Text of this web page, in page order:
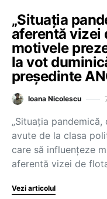
„Situația
aferentă vizei
motivele
la vot
președinte
Ioana Nicolescu
„Situația
avute de la clasa
care să influențeze
aferentă vizei de
Vezi articolul